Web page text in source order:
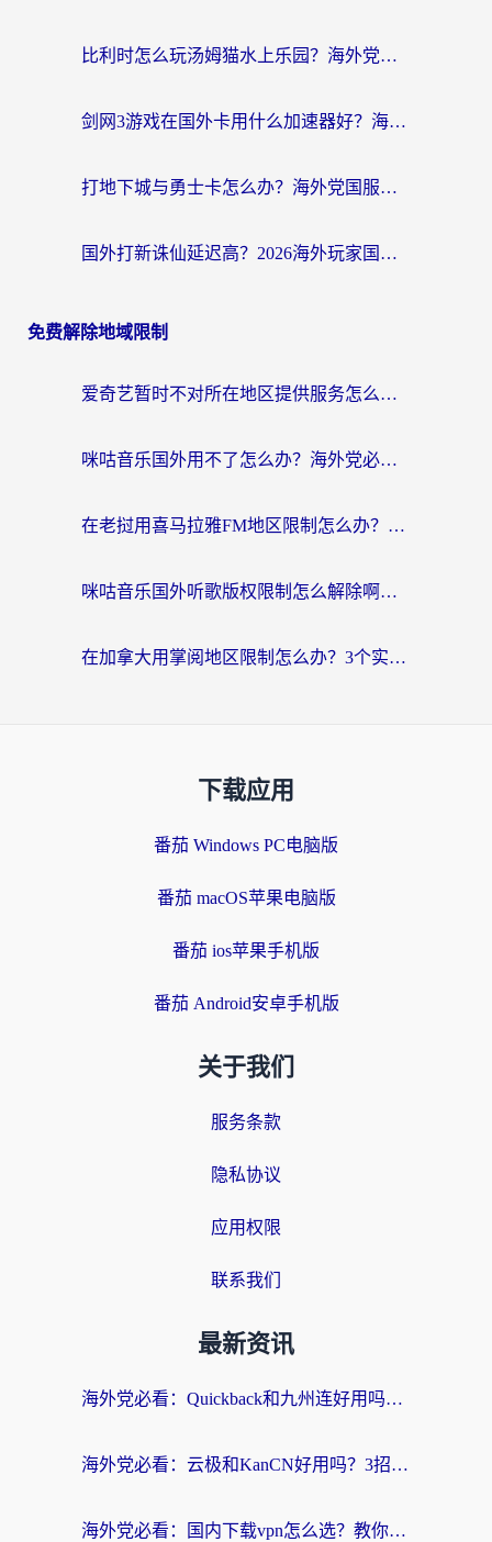
比利时怎么玩汤姆猫水上乐园？海外党国服游戏加速终极指南（附无畏契约食之契约解决办法）
剑网3游戏在国外卡用什么加速器好？海外党亲测有效的国服游戏加速指南
打地下城与勇士卡怎么办？海外党国服游戏加速终极指南（附北美欧洲实测）
国外打新诛仙延迟高？2026海外玩家国服游戏加速器终极指南（附天龙八部闪耀暖暖实测）
免费解除地域限制
爱奇艺暂时不对所在地区提供服务怎么办？海外党亲测有效的追剧解决方案
咪咕音乐国外用不了怎么办？海外党必备的国内内容访问全攻略
在老挝用喜马拉雅FM地区限制怎么办？海外党亲测有效的回国加速方案
咪咕音乐国外听歌版权限制怎么解除啊？海外党亲测有效的回国加速方案
在加拿大用掌阅地区限制怎么办？3个实用技巧帮你轻松解决（附海外华人必备工具）
下载应用
番茄 Windows PC电脑版
番茄 macOS苹果电脑版
番茄 ios苹果手机版
番茄 Android安卓手机版
关于我们
服务条款
隐私协议
应用权限
联系我们
最新资讯
海外党必看：Quickback和九州连好用吗？3步选对回国加速器实现无缝刷国内资源
海外党必看：云极和KanCN好用吗？3招教你选对回国加速器（附免费VPN避坑指南）
海外党必看：国内下载vpn怎么选？教你无缝访问国内资源的实用指南